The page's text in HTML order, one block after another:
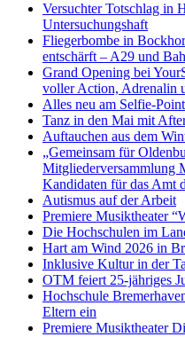
Versucht­er Totschlag in
Untersuchungshaft
Fliegerbombe in
entschärft – A29 und
Grand Opening bei
voller Action, Adrenalin
Alles neu am Selfie-
Tanz in den Mai mit
Auftauchen aus dem
„Gemeinsam für
Mitgliederversammlung
Kandidaten für das Amt
Autismus auf der Arbeit
Premiere Musiktheater
Die Hochschulen im
Hart am Wind 2026 in
Inklusive Kultur in der
OTM feiert 25-jähriges
Hochschule
Eltern ein
Premiere Musiktheater